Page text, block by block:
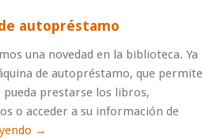
autopréstamo
una novedad en la biblioteca. Ya
de autopréstamo, que permite
prestarse los libros,
o acceder a su información de
→